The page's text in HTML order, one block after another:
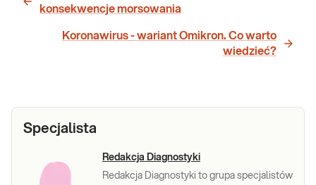
konsekwencje morsowania
Koronawirus - wariant ​Omikron. Co warto
wiedzieć?
Specjalista
Redakcja Diagnostyki
Redakcja Diagnostyki to grupa specjalistów